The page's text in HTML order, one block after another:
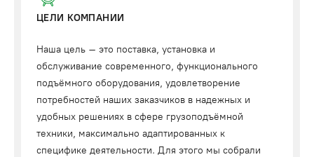
ЦЕЛИ КОМПАНИИ
Наша цель – это поставка, установка и
обслуживание современного, функционального
подъёмного оборудования, удовлетворение
потребностей наших заказчиков в надежных и
удобных решениях в сфере грузоподъёмной
техники, максимально адаптированных к
специфике деятельности. Для этого мы собрали